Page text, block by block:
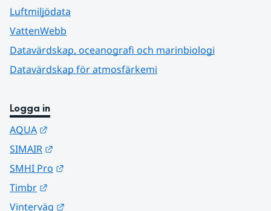
Luftmiljödata
VattenWebb
Datavärdskap, oceanografi och marinbiologi
Datavärdskap för atmosfärkemi
Logga in
AQUA
SIMAIR
SMHI Pro
Timbr
Vinterväg